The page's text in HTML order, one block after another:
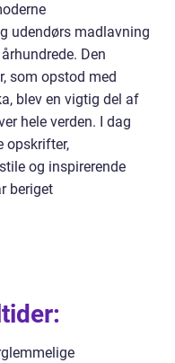
udendørs madlavning
Den
som opstod med
blev en vigtig del af
hele verden. I dag
opskrifter,
og inspirerende
beriget